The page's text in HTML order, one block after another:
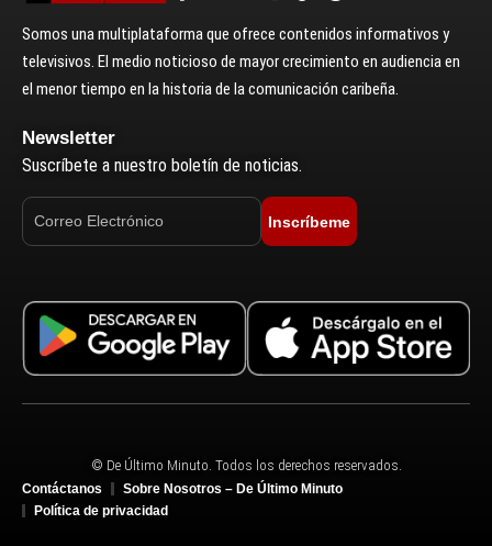
Somos una multiplataforma que ofrece contenidos informativos y
televisivos. El medio noticioso de mayor crecimiento en audiencia en
el menor tiempo en la historia de la comunicación caribeña.
Newsletter
Suscríbete a nuestro boletín de noticias.
Inscríbeme
© De Último Minuto. Todos los derechos reservados.
Contáctanos
Sobre Nosotros – De Último Minuto
Política de privacidad